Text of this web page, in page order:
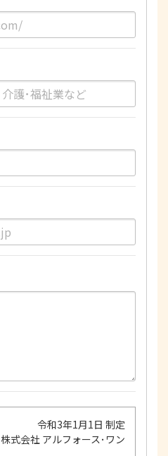
令和3年1月1日 制定
株式会社 アルフォース･ワン